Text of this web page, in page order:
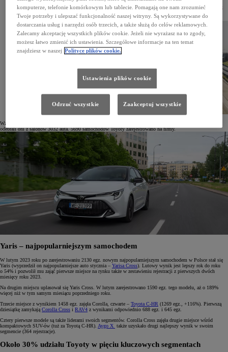
Tylko w lutym 2023 roku zarejestrowano 8 722 samochody osobowe Toyoty, o 34% więcej niż rok
wcześniej. Jest to wynik aż o ponad 4900 aut lepszy od marki zajmującej drugie miejsce.
Wzrosło zainteresowanie autami marki wśród klientów indywidualnych – rok do roku aż o 46%. W lutym
odebrali oni z salonów 3032 auta. 5690 samochodów Toyoty zarejestrowano na firmy.
Yaris – najpopularniejszym samochodem
W lutym 2023 roku po zarejestrowaniu 2130 egz. nowym najpopularniejszym samochodem w Polsce stał się
Yaris (wyprzedził on najpopularniejsze auto stycznia – Yarisa Cross). Lutowy wynik jest lepszy rok do roku
o 54% i pozwolił mu zająć pierwsze miejsce na rynku także w zestawieniu rejestracji z pierwszych dwóch
miesięcy roku 2023.
Na drugim miejscu uplasował się Yaris Cross. W lutym zarejestrowano 1590 egz. tego modelu, aż o 189%
więcej niż w tym samym miesiącu poprzedniego roku.
Trzecie miejsce z wynikiem 1458 egz. zajęła Corolla, czwarte – Toyota C-HR (1269 egz., +116%). Pierwszą
dziesiątkę zamykają Corolla Cross i RAV4 z wynikami odpowiednio 688 egz. i 645 egz.
Cztery pierwsze modele są także liderami swoich segmentów. Corolla Cross zajęła drugie miejsce wśród
kompaktowych SUV-ów (tuż za Toyotą C-HR). Aygo X także uzyskało drugi najlepszy wynik w swoim
segmencie (364 rejestracje).
Około 30% udziału Toyoty w pięciu kluczowych segmentach
komputerze, telefonie komórkowym lub tablecie. Pomagają one nam zrozumieć
Twoje potrzeby i ulepszać funkcjonalność naszej witryny. Są wykorzystywane do
dostarczania usług i narzędzi osób trzecich, a także służą do celów reklamowych.
Zalecamy akceptację wszystkich plików cookie. Jeżeli nie wyrażasz na to zgody,
możesz łatwo zmienić ich ustawienia. Szczegółowe informacje na ten temat
znajdziesz w naszej Polityce plików cookie.
Ustawienia plików cookie
Odrzuć wszystkie Zaakceptuj wszystkie